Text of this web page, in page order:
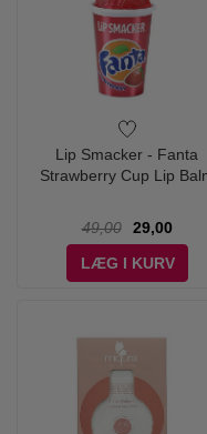
Lip Smacker - Fanta
Strawberry Cup Lip
49,00
29,00
LÆG I KURV